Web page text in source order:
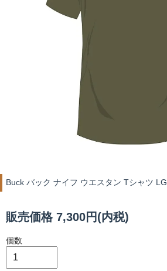
Buck バック ナイフ ウエスタン Tシャツ LG
販売価格 7,300円(内税)
個数